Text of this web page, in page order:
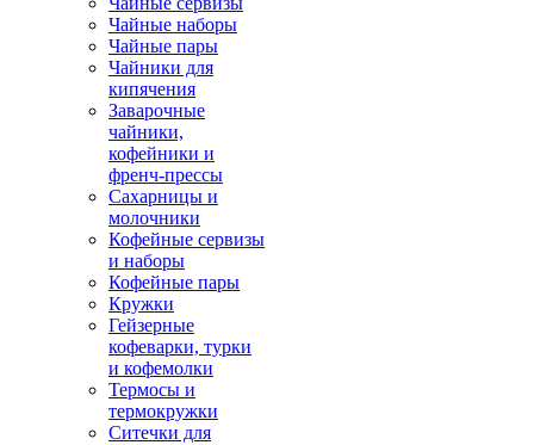
Чайные наборы
Чайные пары
Чайники для
кипячения
Заварочные
чайники,
кофейники и
френч-прессы
Сахарницы и
молочники
Кофейные сервизы
и наборы
Кофейные пары
Кружки
Гейзерные
кофеварки, турки
и кофемолки
Термосы и
термокружки
Ситечки для